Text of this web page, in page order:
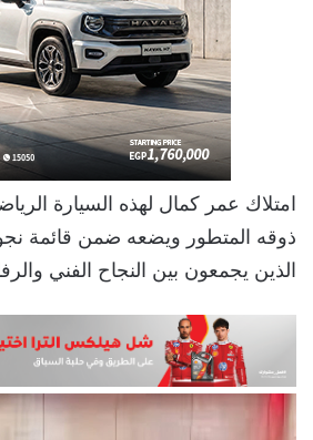
امتلاك عمر كمال لهذه السيارة
ذوقه المتطور ويضعه ضمن قائمة
الذين يجمعون بين النجاح الفني